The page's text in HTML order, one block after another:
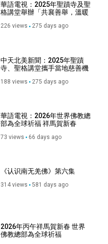
華語電視：2025年聖蹟寺及聖
格講堂舉辦「共襄善舉，溫暖
226 views 275 days ago
中天北美新聞：2025年聖蹟
寺、聖格講堂攜手當地慈善機
188 views 275 days ago
華語電視：2026年世界佛教總
部為全球祈福 祥馬賀新春
73 views 66 days ago
《认识南无羌佛》第六集
314 views 581 days ago
2026年丙午祥馬賀新春 世界
佛教總部為全球祈福